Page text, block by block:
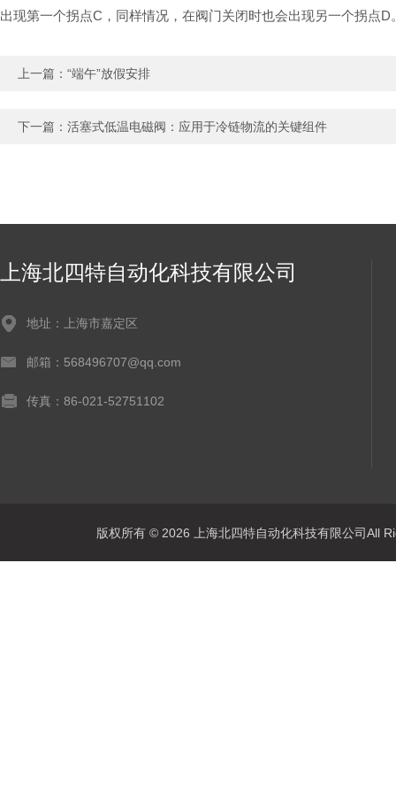
出现第一个拐点C，同样情况，在阀门关闭时也会出现另一个拐点
上一篇： “端午”放假安排
下一篇： 活塞式低温电磁阀：应用于冷链物流的关键组件
上海北四特自动化科技有限公司
地址：上海市嘉定区
邮箱：568496707@qq.com
传真：86-021-52751102
版权所有 © 2026 上海北四特自动化科技有限公司